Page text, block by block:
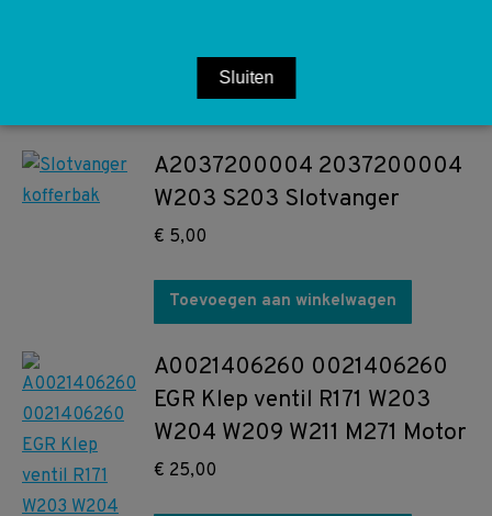
Toevoegen aan winkelwagen
A2037200004 2037200004
W203 S203 Slotvanger
€ 5,00
Toevoegen aan winkelwagen
A0021406260 0021406260
EGR Klep ventil R171 W203
W204 W209 W211 M271 Motor
€ 25,00
Sluiten